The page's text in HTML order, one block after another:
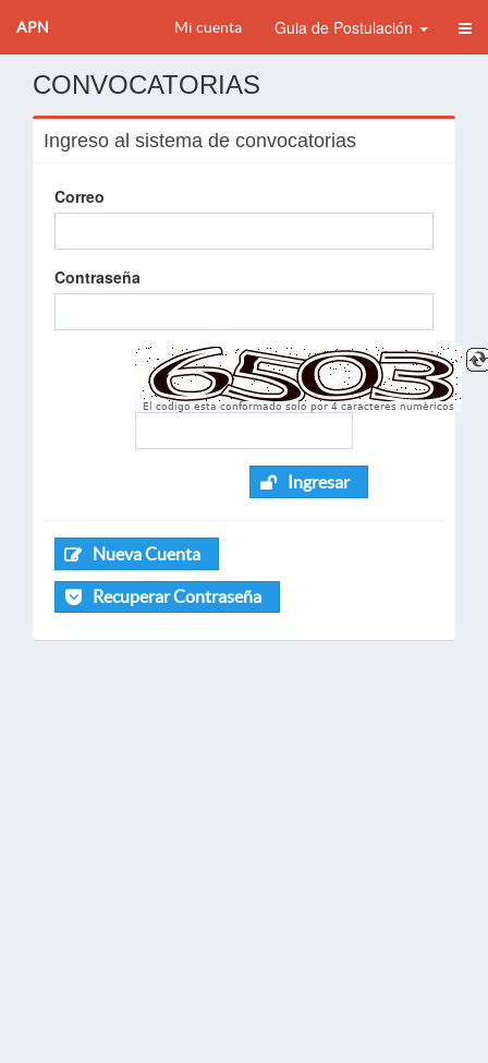
APN Mi cuenta Guia de Postulación
CONVOCATORIAS
Ingreso al sistema de convocatorias
Correo
Contraseña
El codigo esta conformado solo por 4 caracteres numèricos
Ingresar
Nueva Cuenta
Recuperar Contraseña